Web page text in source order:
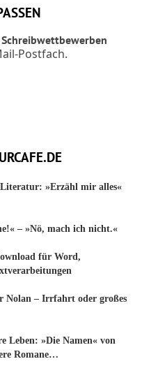
Postfach.
»Erzähl mir alles«
– »Nö, mach ich nicht.«
für Word,
Nolan – Irrfahrt oder großes
Leben: »Die Namen« von
Romane…